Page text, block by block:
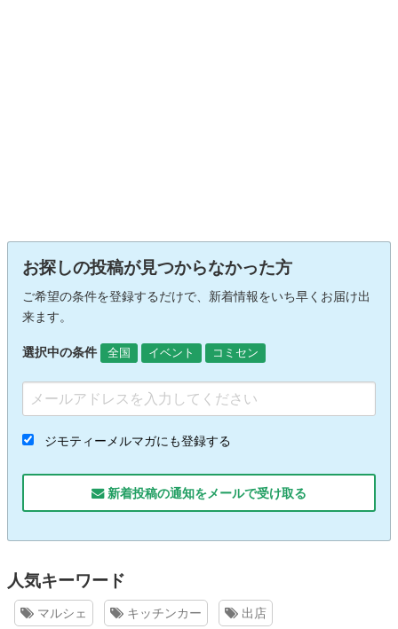
お探しの投稿が見つからなかった方
ご希望の条件を登録するだけで、新着情報をいち早くお届け出
来ます。
選択中の条件 全国 イベント コミセン
ジモティーメルマガにも登録する
新着投稿の通知をメールで受け取る
人気キーワード
マルシェ キッチンカー 出店